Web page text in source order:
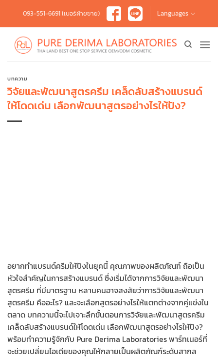
content
093-551-6691 (เบอร์ฝ่ายขาย) Languages
บทความ
วิจัยและพัฒนาสูตรครีม เคล็ดลับสร้างแบรนด์
ให้โดดเด่น เลือกพัฒนาสูตรอย่างไรให้ปัง?
อยากทำแบรนด์ครีมให้ปังในยุคนี้ คุณภาพของผลิตภัณฑ์ ถือเป็น
หัวใจสำคัญในการสร้างแบรนด์ ซึ่งเริ่มได้จากการวิจัยและพัฒนา
สูตรครีม ที่มีมาตรฐาน หลานคนอาจสงสัยว่าการวิจัยและพัฒนา
สูตรครีม คืออะไร? และจะเลือกสูตรอย่างไรให้แตกต่างจากคู่แข่งใน
ตลาด บทความนี้จะไปเจาะลึกขั้นตอนการวิจัยและพัฒนาสูตรครีม
เคล็ดลับสร้างแบรนด์ให้โดดเด่น เลือกพัฒนาสูตรอย่างไรให้ปัง?
พร้อมทำความรู้จักกับ Pure Derima Laboratories พาร์ทเนอร์ที่
จะช่วยเปลี่ยนไอเดียของคุณให้กลายเป็นผลิตภัณฑ์ระดับสากล